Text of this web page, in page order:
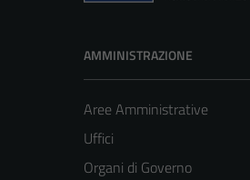
AMMINISTRAZIONE
Aree Amministrative
Uffici
Organi di Governo